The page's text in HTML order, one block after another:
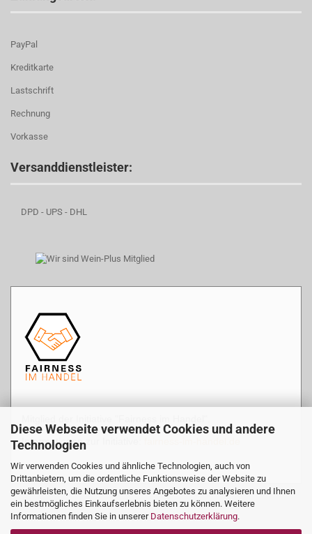
Diese Webseite verwendet Cookies und andere
Technologien
Wir verwenden Cookies und ähnliche Technologien, auch von
Drittanbietern, um die ordentliche Funktionsweise der Website zu
gewährleisten, die Nutzung unseres Angebotes zu analysieren und Ihnen
ein bestmögliches Einkaufserlebnis bieten zu können. Weitere
Informationen finden Sie in unserer Datenschutzerklärung.
PayPal
Kreditkarte
Lastschrift
Rechnung
Vorkasse
Versanddienstleister:
DPD - UPS - DHL
Informationen zur Initiative: